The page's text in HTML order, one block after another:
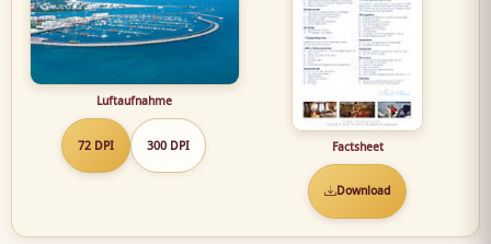
Luftaufnahme
72 DPI 300 DPI Factsheet
Download